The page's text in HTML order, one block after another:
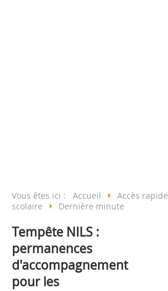
Vous êtes ici : Accueil Accès rapide
scolaire
Dernière minute
Tempête NILS :
permanences
d'accompagnement
pour les